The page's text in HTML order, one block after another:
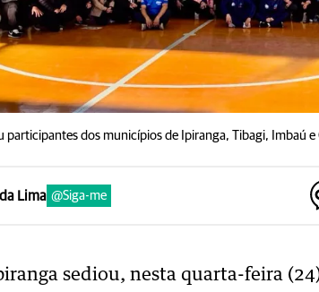
participantes dos municípios de Ipiranga, Tibagi, Imbaú e
Lima @Siga-me
sediou, nesta quarta-feira